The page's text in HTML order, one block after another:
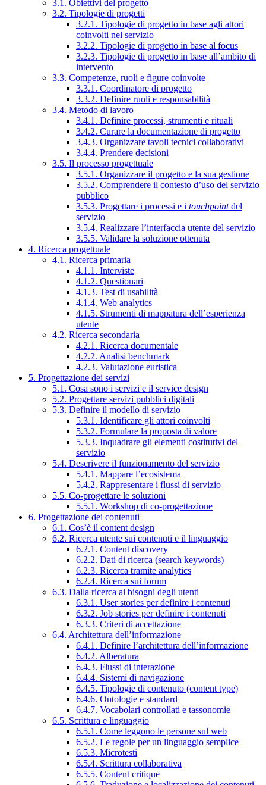
3.1. Obiettivi del progetto
3.2. Tipologie di progetti
3.2.1. Tipologie di progetto in base agli attori
coinvolti nel servizio
3.2.2. Tipologie di progetto in base al focus
3.2.3. Tipologie di progetto in base all’ambito di
intervento
3.3. Competenze, ruoli e figure coinvolte
3.3.1. Coordinatore di progetto
3.3.2. Definire ruoli e responsabilità
3.4. Metodo di lavoro
3.4.1. Definire processi, strumenti e rituali
3.4.2. Curare la documentazione di progetto
3.4.3. Organizzare tavoli tecnici collaborativi
3.4.4. Prendere decisioni
3.5. Il processo progettuale
3.5.1. Organizzare il progetto e la sua gestione
3.5.2. Comprendere il contesto d’uso del servizio
pubblico
3.5.3. Progettare i processi e i touchpointdel
servizio
3.5.4. Realizzare l’interfaccia utente del servizio
3.5.5. Validare la soluzione ottenuta
4. Ricerca progettuale
4.1. Ricerca primaria
4.1.1. Interviste
4.1.2. Questionari
4.1.3. Test di usabilità
4.1.4. Web analytics
4.1.5. Strumenti di mappatura dell’esperienza
utente
4.2. Ricerca secondaria
4.2.1. Ricerca documentale
4.2.2. Analisi benchmark
4.2.3. Valutazione euristica
5. Progettazione dei servizi
5.1. Cosa sono i servizi e il service design
5.2. Progettare servizi pubblici digitali
5.3. Definire il modello di servizio
5.3.1. Identificare gli attori coinvolti
5.3.2. Formulare la proposta di valore
5.3.3. Inquadrare gli elementi costitutivi del
servizio
5.4. Descrivere il funzionamento del servizio
5.4.1. Mappare l’ecosistema
5.4.2. Rappresentare i flussi di servizio
5.5. Co-progettare le soluzioni
5.5.1. Workshop di co-progettazione
6. Progettazione dei contenuti
6.1. Cos’è il content design
6.2. Ricerca utente sui contenuti e il linguaggio
6.2.1. Content discovery
6.2.2. Dati di ricerca (search keywords)
6.2.3. Ricerca tramite analytics
6.2.4. Ricerca sui forum
6.3. Dalla ricerca ai bisogni degli utenti
6.3.1. User stories per definire i contenuti
6.3.2. Job stories per definire i contenuti
6.3.3. Criteri di accettazione
6.4. Architettura dell’informazione
6.4.1. Definire l’architettura dell’informazione
6.4.2. Alberatura
6.4.3. Flussi di interazione
6.4.4. Sistemi di navigazione
6.4.5. Tipologie di contenuto (content type)
6.4.6. Ontologie e standard
6.4.7. Vocabolari controllati e tassonomie
6.5. Scrittura e linguaggio
6.5.1. Come leggono le persone sul web
6.5.2. Le regole per un linguaggio semplice
6.5.3. Microtesti
6.5.4. Scrittura collaborativa
6.5.5. Content critique